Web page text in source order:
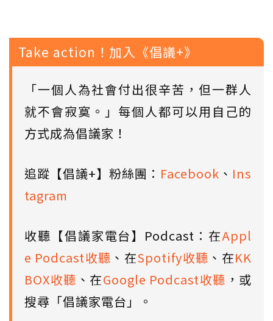
Take action！加入《倡議+》
「一個人為社會付出很辛苦，但一群人
就不會寂寞。」每個人都可以用自己的
方式成為倡議家！
追蹤【倡議+】粉絲團： Facebook 、 Ins
tagram
收聽【倡議家電台】Podcast：在Appl
e Podcast收聽 、在Spotify收聽 、在KK
BOX收聽 、在Google Podcast收聽 ，或
搜尋「倡議家電台」。